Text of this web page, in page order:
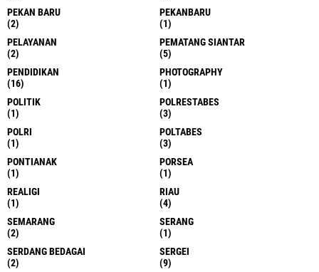
PEKAN BARU
(2)
PEKANBARU
(1)
PELAYANAN
(2)
PEMATANG SIANTAR
(5)
PENDIDIKAN
(16)
PHOTOGRAPHY
(1)
POLITIK
(1)
POLRESTABES
(3)
POLRI
(1)
POLTABES
(3)
PONTIANAK
(1)
PORSEA
(1)
REALIGI
(1)
RIAU
(4)
SEMARANG
(2)
SERANG
(1)
SERDANG BEDAGAI
(2)
SERGEI
(9)